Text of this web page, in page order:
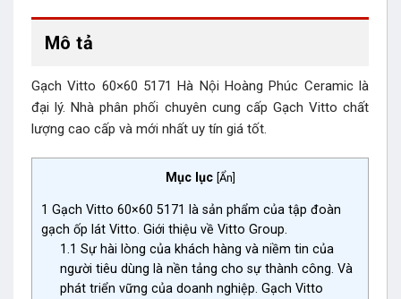
Mô tả
Gạch Vitto 60×60 5171 Hà Nội Hoàng Phúc Ceramic là
đại lý. Nhà phân phối chuyên cung cấp Gạch Vitto chất
lượng cao cấp và mới nhất uy tín giá tốt.
Mục lục [Ẩn]
1 Gạch Vitto 60×60 5171 là sản phẩm của tập đoàn
gạch ốp lát Vitto. Giới thiệu về Vitto Group.
1.1 Sự hài lòng của khách hàng và niềm tin của
người tiêu dùng là nền tảng cho sự thành công. Và
phát triển vững của doanh nghiệp. Gạch Vitto